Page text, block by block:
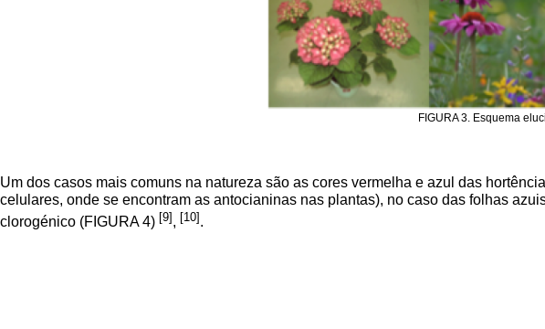
FIGURA 3. Esquema
Um dos casos mais comuns na natureza são as cores vermelha e azul das
celulares, onde se encontram as antocianinas nas plantas), no caso das folhas
clorogénico (FIGURA 4) [9] , [10] .